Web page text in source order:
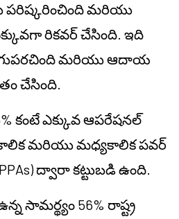
పరిష్కరించింది మరియు
రికవర్ చేసింది. ఇది
మరియు ఆదాయ
చేసింది.
కంటే ఎక్కువ ఆపరేషనల్
మరియు మధ్యకాలిక పవర్
ద్వారా కట్టుబడి ఉంది.
సామర్థ్యం 56% రాష్ట్ర